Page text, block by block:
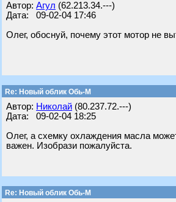
Автор: Агул (62.213.34.---)
Дата: 09-02-04 17:46
Олег, обоснуй, почему этот мотор не
Re: Новый облик Обь-М
Автор: Николай (80.237.72.---)
Дата: 09-02-04 18:25
Олег, а схемку охлаждения масла
важен. Изобрази пожалуйста.
Re: Новый облик Обь-М